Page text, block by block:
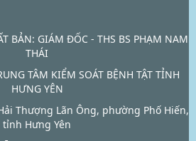
BẢN: GIÁM ĐỐC - THS BS PHẠM NAM
THÁI
TÂM KIỂM SOÁT BỆNH TẬT TỈNH
HƯNG YÊN
Thượng Lãn Ông, phường Phố Hiến,
tỉnh Hưng Yên